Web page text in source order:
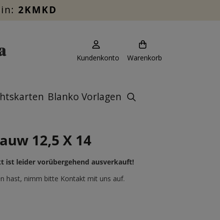
2KMKD
Kundenkonto Warenkorb
Blanko Vorlagen
12,5 X 14
ist leider vorübergehend ausverkauft!
hast, nimm bitte Kontakt mit uns auf.